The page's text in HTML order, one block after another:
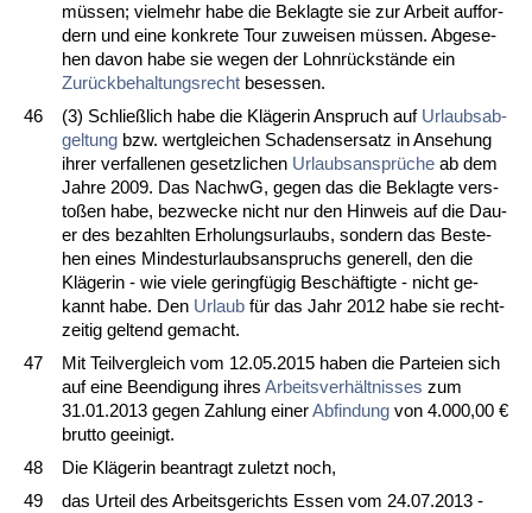
müssen; viel­mehr ha­be die Be­klag­te sie zur Ar­beit auf­for­
dern und ei­ne kon­kre­te Tour zu­wei­sen müssen. Ab­ge­se­
hen da­von ha­be sie we­gen der Lohnrückstände ein
Zurück­be­hal­tungs­recht be­ses­sen.
46
(3) Sch­ließlich ha­be die Kläge­rin An­spruch auf Ur­laubs­ab­
gel­tung bzw. wert­glei­chen Scha­dens­er­satz in An­se­hung
ih­rer ver­fal­le­nen ge­setz­li­chen Ur­laubs­ansprüche ab dem
Jah­re 2009. Das NachwG, ge­gen das die Be­klag­te ver­s­
toßen ha­be, be­zwe­cke nicht nur den Hin­weis auf die Dau­
er des be­zahl­ten Er­ho­lungs­ur­laubs, son­dern das Be­ste­
hen ei­nes Min­des­t­ur­laubs­an­spruchs ge­ne­rell, den die
Kläge­rin - wie vie­le ge­ringfügig Beschäftig­te - nicht ge­
kannt ha­be. Den Ur­laub für das Jahr 2012 ha­be sie recht­
zei­tig gel­tend ge­macht.
47
Mit Teil­ver­gleich vom 12.05.2015 ha­ben die Par­tei­en sich
auf ei­ne Be­en­di­gung ih­res Ar­beits­verhält­nis­ses zum
31.01.2013 ge­gen Zah­lung ei­nerAb­fin­dung von 4.000,00 €
brut­to ge­ei­nigt.
48
Die Kläge­rin be­an­tragt zu­letzt noch,
49
das Ur­teil des Ar­beits­ge­richts Es­sen vom 24.07.2013 -